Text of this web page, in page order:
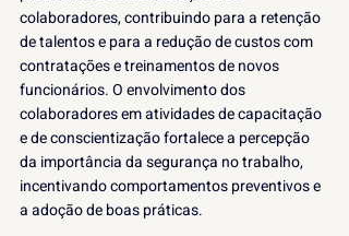
colaboradores, contribuindo para a retenção
de talentos e para a redução de custos com
contratações e treinamentos de novos
funcionários. O envolvimento dos
colaboradores em atividades de capacitação
e de conscientização fortalece a percepção
da importância da segurança no trabalho,
incentivando comportamentos preventivos e
a adoção de boas práticas.